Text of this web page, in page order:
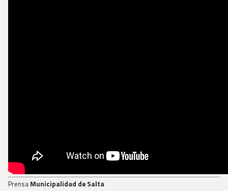
Prensa Municipalidad de Salta